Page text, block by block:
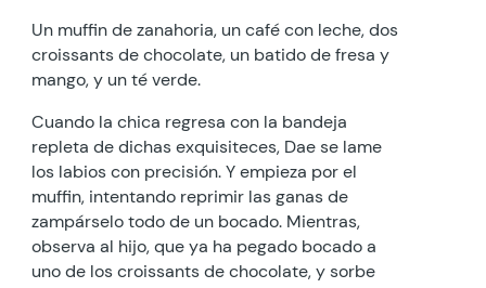
Un muffin de zanahoria, un café con leche, dos
croissants de chocolate, un batido de fresa y
mango, y un té verde.
Cuando la chica regresa con la bandeja
repleta de dichas exquisiteces, Dae se lame
los labios con precisión. Y empieza por el
muffin, intentando reprimir las ganas de
zampárselo todo de un bocado. Mientras,
observa al hijo, que ya ha pegado bocado a
uno de los croissants de chocolate, y sorbe